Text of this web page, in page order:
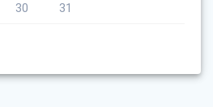
30 31